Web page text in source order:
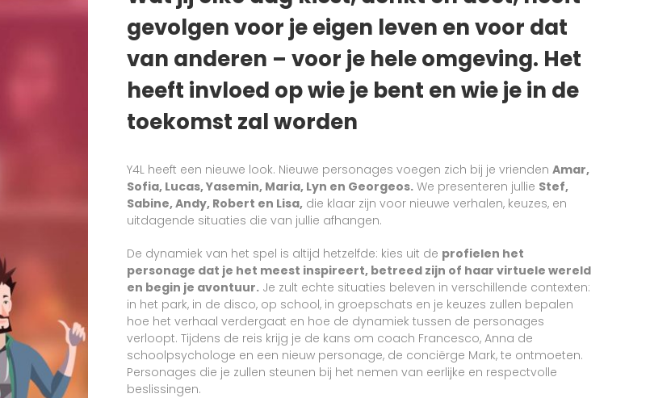
gevolgen voor je eigen leven en voor dat
van anderen – voor je hele omgeving. Het
heeft invloed op wie je bent en wie je in de
toekomst zal worden
Y4L heeft een nieuwe look. Nieuwe personages voegen zich bij je vrienden Amar,
Sofia, Lucas, Yasemin, Maria, Lyn en Georgeos. We presenteren jullie Stef,
Sabine, Andy, Robert en Lisa, die klaar zijn voor nieuwe verhalen, keuzes, en
uitdagende situaties die van jullie afhangen.
De dynamiek van het spel is altijd hetzelfde: kies uit de profielen het
personage dat je het meest inspireert, betreed zijn of haar virtuele wereld
en begin je avontuur. Je zult echte situaties beleven in verschillende contexten:
in het park, in de disco, op school, in groepschats en je keuzes zullen bepalen
hoe het verhaal verdergaat en hoe de dynamiek tussen de personages
verloopt. Tijdens de reis krijg je de kans om coach Francesco, Anna de
schoolpsychologe en een nieuw personage, de conciërge Mark, te ontmoeten.
Personages die je zullen steunen bij het nemen van eerlijke en respectvolle
beslissingen.